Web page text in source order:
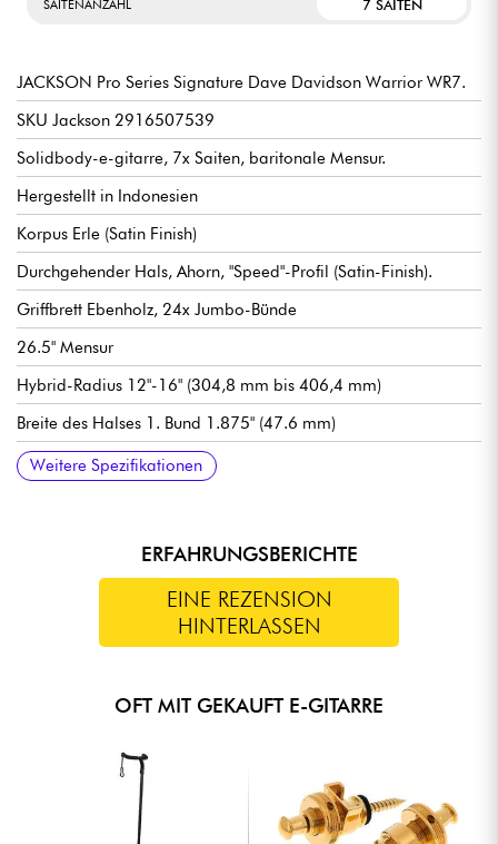
SAITENANZAHL 7 SAITEN
JACKSON Pro Series Signature Dave Davidson Warrior WR7.
SKU Jackson 2916507539
Solidbody-e-gitarre, 7x Saiten, baritonale Mensur.
Hergestellt in Indonesien
Korpus Erle (Satin Finish)
Durchgehender Hals, Ahorn, "Speed"-Profil (Satin-Finish).
Griffbrett Ebenholz, 24x Jumbo-Bünde
26.5" Mensur
Hybrid-Radius 12"-16" (304,8 mm bis 406,4 mm)
Breite des Halses 1. Bund 1.875" (47.6 mm)
Humbucker-tonabnehmer DiMarzio® Occult Classic Steg
(Keramik-Magnete)
DiMarzio® Occult Classic humbucker-tonabnehmer Hals-
Pickup (Keramikmagnete)
Allgemeine Lautstärke
Allgemeiner Ton
Tonabnehmerwahlschalter 3-fach verstellbar
Doppelblock-Vibrato Floyd Rose® 1000 Series 7-String
Double-Locking Tremolo (versenkt).
Jackson® Sealed Die-Cast stimmmechaniken.
Wird mit Jackson® Gig Bag verkauft (p/n 2911512106)
Weitere Spezifikationen
ERFAHRUNGSBERICHTE
EINE REZENSION
HINTERLASSEN
OFT MIT GEKAUFT E-GITARRE